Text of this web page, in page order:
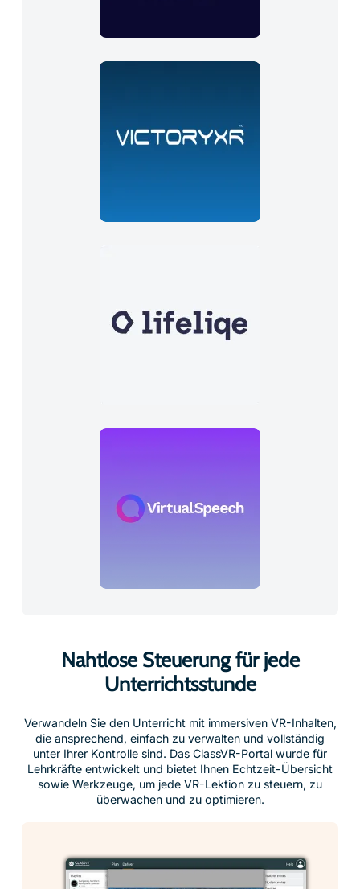
Nahtlose Steuerung für jede
Unterrichtsstunde
Verwandeln Sie den Unterricht mit immersiven VR-Inhalten,
die ansprechend, einfach zu verwalten und vollständig
unter Ihrer Kontrolle sind. Das ClassVR-Portal wurde für
Lehrkräfte entwickelt und bietet Ihnen Echtzeit-Übersicht
sowie Werkzeuge, um jede VR-Lektion zu steuern, zu
überwachen und zu optimieren.